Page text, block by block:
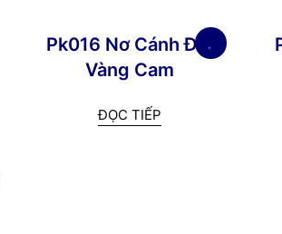
Pk016 Nơ Cánh Đôi
Vàng Cam
ĐỌC TIẾP